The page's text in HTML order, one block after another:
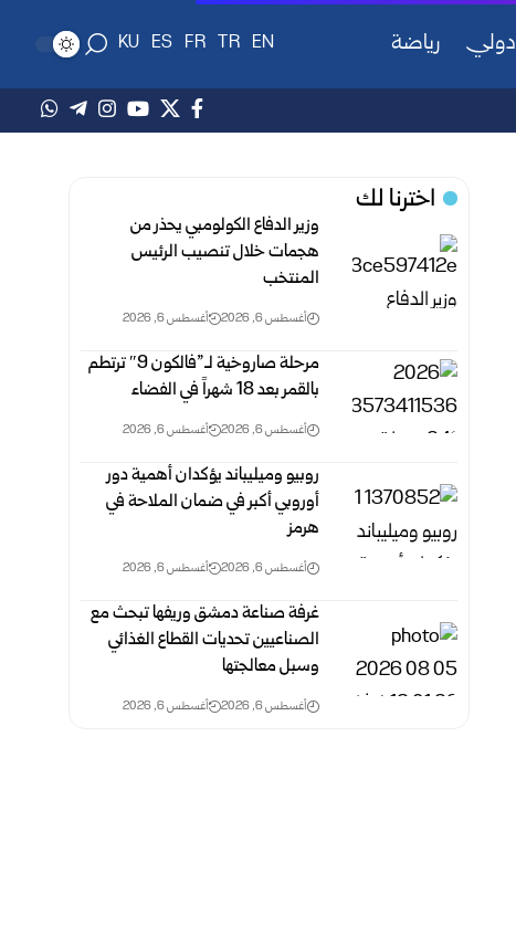
دولي رياضة EN
TR
FR
ES
KU
اخترنا لك
وزير الدفاع الكولومبي يحذر من
هجمات خلال تنصيب الرئيس
المنتخب
أغسطس 6, 2026 أغسطس 6, 2026
مرحلة صاروخية لـ”فالكون 9″ ترتطم
بالقمر بعد 18 شهراً في الفضاء
أغسطس 6, 2026 أغسطس 6, 2026
روبيو وميليباند يؤكدان أهمية دور
أوروبي أكبر في ضمان الملاحة في
هرمز
أغسطس 6, 2026 أغسطس 6, 2026
غرفة صناعة دمشق وريفها تبحث مع
الصناعيين تحديات القطاع الغذائي
وسبل معالجتها
أغسطس 6, 2026 أغسطس 6, 2026